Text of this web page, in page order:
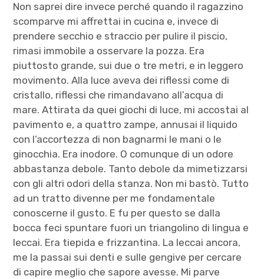
Non saprei dire invece perché quando il ragazzino
scomparve mi affrettai in cucina e, invece di
prendere secchio e straccio per pulire il piscio,
rimasi immobile a osservare la pozza. Era
piuttosto grande, sui due o tre metri, e in leggero
movimento. Alla luce aveva dei riflessi come di
cristallo, riflessi che rimandavano all’acqua di
mare. Attirata da quei giochi di luce, mi accostai al
pavimento e, a quattro zampe, annusai il liquido
con l’accortezza di non bagnarmi le mani o le
ginocchia. Era inodore. O comunque di un odore
abbastanza debole. Tanto debole da mimetizzarsi
con gli altri odori della stanza. Non mi bastò. Tutto
ad un tratto divenne per me fondamentale
conoscerne il gusto. E fu per questo se dalla
bocca feci spuntare fuori un triangolino di lingua e
leccai. Era tiepida e frizzantina. La leccai ancora,
me la passai sui denti e sulle gengive per cercare
di capire meglio che sapore avesse. Mi parve